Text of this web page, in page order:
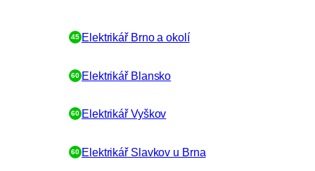
45 Elektrikář Brno a okolí
60 Elektrikář Blansko
60 Elektrikář Vyškov
60 Elektrikář Slavkov u Brna